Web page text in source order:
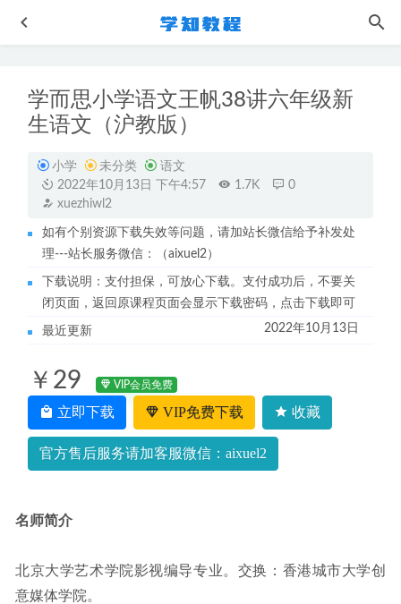
学而思小学语文王帆38讲六年级新
生语文（沪教版）
小学 未分类 语文
2022年10月13日 下午4:57 1.7K
0
xuezhiwl2
如有个别资源下载失效等问题，请加站长微信给予补发处
理---站长服务微信：（aixuel2）
下载说明：支付担保，可放心下载。支付成功后，不要关
闭页面，返回原课程页面会显示下载密码，点击下载即可
最近更新 2022年10月13日
￥29 VIP会员免费
立即下载 VIP免费下载 收藏
官方售后服务请加客服微信：aixuel2
名师简介
北京大学艺术学院影视编导专业。交换：香港城市大学创
意媒体学院。
03-27
作业帮2025成功高三化学a+高考一轮二轮三轮复习全年班
2025徐磊高三英语a+一二三轮轮复习全年班